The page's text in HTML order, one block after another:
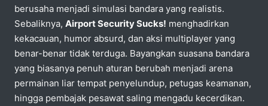
berusaha menjadi simulasi bandara yang realistis.
Sebaliknya, Airport Security Sucks! menghadirkan
kekacauan, humor absurd, dan aksi multiplayer yang
benar-benar tidak terduga. Bayangkan suasana bandara
yang biasanya penuh aturan berubah menjadi arena
permainan liar tempat penyelundup, petugas keamanan,
hingga pembajak pesawat saling mengadu kecerdikan.